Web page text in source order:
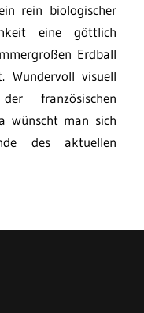
rein biologischer
eine göttlich
Erdball
Wundervoll visuell
französischen
wünscht man sich
des aktuellen